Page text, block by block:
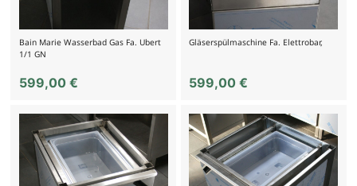
Bain Marie Wasserbad Gas Fa. Ubert
1/1 GN
599,00 €
Gläserspülmaschine Fa. Elettrobar,
599,00€